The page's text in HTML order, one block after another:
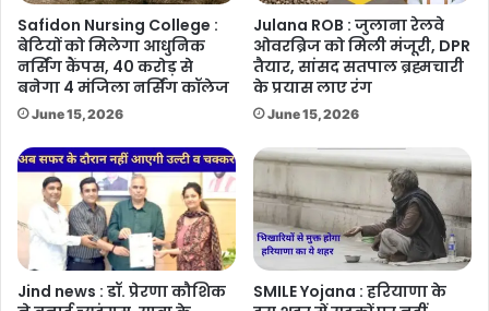
Safidon Nursing College :
बेटियों को मिलेगा आधुनिक
नर्सिंग कैंपस, 40 करोड़ से
बनेगा 4 मंजिला नर्सिंग कॉलेज
June 15, 2026
Julana ROB : जुलाना रेलवे
ओवरब्रिज को मिली मंजूरी, DPR
तैयार, सांसद सतपाल ब्रह्मचारी
के प्रयास लाए रंग
June 15, 2026
Jind news : डॉ. प्रेरणा कौशिक
SMILE Yojana : हरियाणा के